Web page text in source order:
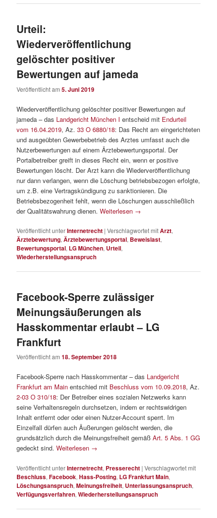
Urteil:
Wiederveröffentlichung
gelöschter positiver
Bewertungen auf jameda
Veröffentlicht am5. Juni 2019
Wiederveröffentlichung gelöschter positiver Bewertungen auf
jameda – das Landgericht München I entscheid mit Endurteil
vom 16.04.2019, Az.33 O 6880/18: Das Recht am eingerichteten
und ausgeübten Gewerbebetrieb des Arztes umfasst auch die
Nutzerbewertungen auf einem Ärztebewertungsportal. Der
Portalbetreiber greift in dieses Recht ein, wenn er positive
Bewertungen löscht. Der Arzt kann die Wiederveröffentlichung
nur dann verlangen, wenn die Löschung betriebsbezogen erfolgte,
um z.B. eine Vertragskündigung zu sanktionieren. Die
Betriebsbezogenheit fehlt, wenn die Löschungen ausschließlich
der Qualitätswahrung dienen.Weiterlesen →
Veröffentlicht unterInternetrecht |Verschlagwortet mitArzt,
Ärztebewertung,Ärztebewertungsportal, Beweislast,
Bewertungsportal, LG München, Urteil,
Wiederherstellungsanspruch
Facebook-Sperre zulässiger
Meinungsäußerungen als
Hasskommentar erlaubt – LG
Frankfurt
Veröffentlicht am18. September 2018
Facebook-Sperre nach Hasskommentar – das Landgericht
Frankfurt am Main entschied mit Beschluss vom 10.09.2018, Az.
2-03 O 310/18: Der Betreiber eines sozialen Netzwerks kann
seine Verhaltensregeln durchsetzen, indem er rechtswidrigen
Inhalt entfernt oder oder einen Nutzer-Account sperrt. Im
Einzelfall dürfen auch Äußerungen gelöscht werden, die
grundsätzlich durch die Meinungsfreiheit gemäßArt. 5 Abs. 1 GG
gedeckt sind.Weiterlesen →
Veröffentlicht unterInternetrecht, Presserecht |Verschlagwortet mit
Beschluss,Facebook,Hass-Posting, LG Frankfurt Main,
Löschungsanspruch,Meinungsfreiheit, Unterlassungsanspruch,
Verfügungsverfahren,Wiederherstellungsanspruch